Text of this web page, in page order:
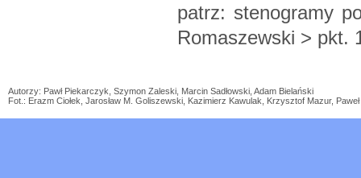
patrz: stenogramy
Romaszewski > pkt.
Autorzy: Pawł Piekarczyk, Szymon Zaleski, Marcin Sadłowski, Adam Bielański
Fot.: Erazm Ciołek, Jarosław M. Goliszewski, Kazimierz Kawulak, Krzysztof Mazur,